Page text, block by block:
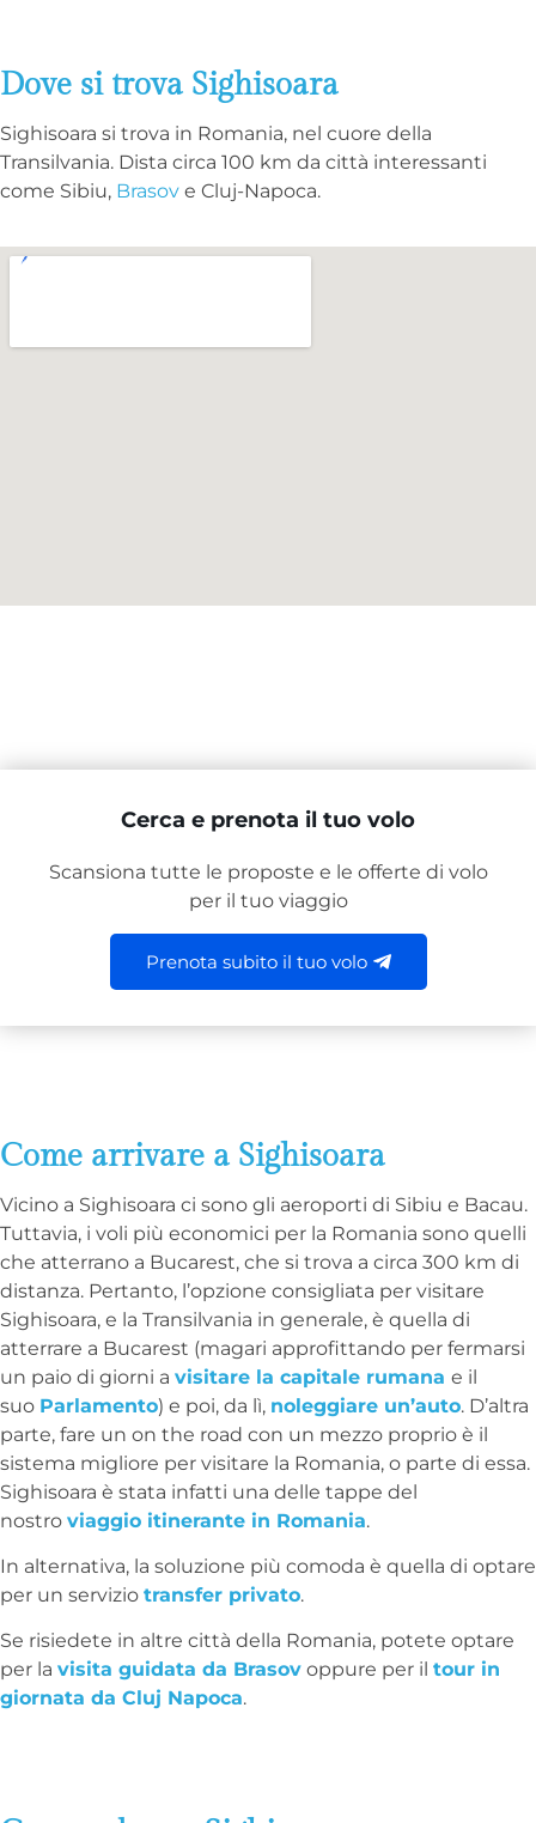
Dove si trova Sighisoara
Sighisoara si trova in Romania, nel cuore della
Transilvania. Dista circa 100 km da città interessanti
come Sibiu, Brasov e Cluj-Napoca.
Cerca e prenota il tuo volo
Scansiona tutte le proposte e le offerte di volo
per il tuo viaggio
Prenota subito il tuo volo
Come arrivare a Sighisoara
Vicino a Sighisoara ci sono gli aeroporti di Sibiu e Bacau.
Tuttavia, i voli più economici per la Romania sono quelli
che atterrano a Bucarest, che si trova a circa 300 km di
distanza. Pertanto, l’opzione consigliata per visitare
Sighisoara, e la Transilvania in generale, è quella di
atterrare a Bucarest (magari approfittando per fermarsi
un paio di giorni a visitare la capitale rumana e il
suo Parlamento) e poi, da lì, noleggiare un’auto. D’altra
parte, fare un on the road con un mezzo proprio è il
sistema migliore per visitare la Romania, o parte di essa.
Sighisoara è stata infatti una delle tappe del
nostro viaggio itinerante in Romania.
In alternativa, la soluzione più comoda è quella di optare
per un servizio transfer privato.
Se risiedete in altre città della Romania, potete optare
per la visita guidata da Brasov oppure per il tour in
giornata da Cluj Napoca.